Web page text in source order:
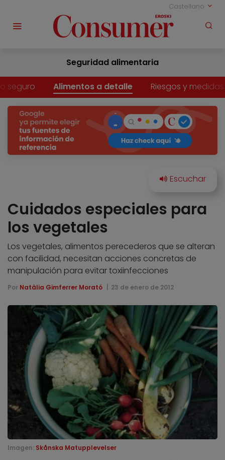
Castellano
Seguridad alimentaria
seguro Alimentos a detalle Riesgos y medidas
Cuidados especiales para
los vegetales
Los vegetales, alimentos perecederos que se alteran
con facilidad, necesitan acciones concretas de
manipulación para evitar toxiinfecciones
Por Natàlia Gimferrer Morató 23 de enero de 2012
Imagen: Skånska Matupplevelser